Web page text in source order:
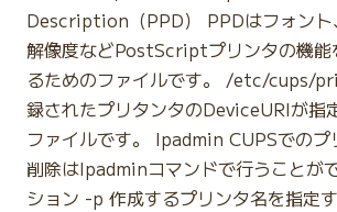
Description（PPD） PPDはフォント
解像度などPostScriptプリンタの機能
るためのファイルです。 /etc/cups/
録されたプリタンタのDeviceURIが指
ファイルです。 lpadmin CUPSでのプ
削除はlpadminコマンドで行うことが
ション -p 作成するプリンタ名を指定す